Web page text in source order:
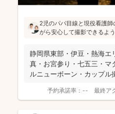
2児のパパ目線と現役看護
がら安心して撮影できるよ
さないように撮っていくス
活かした撮影も得意とのこ
も、ぜひご相談してみてくだ
静岡県東部・伊豆・熱海エ
真・お宮参り・七五三・マ
ルニューボーン・カップル
予約承諾率： -- 最終ア